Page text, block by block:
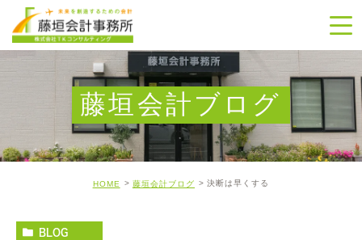
藤垣会計ブログ
HOME 藤垣会計ブログ 決断は早くする
BLOG